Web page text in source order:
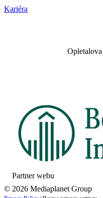
Kariéra
Partner webu
© 2026 Mediaplanet Group